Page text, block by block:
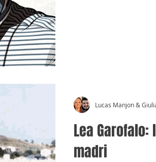
Lea
madri
Lucas Manjon &